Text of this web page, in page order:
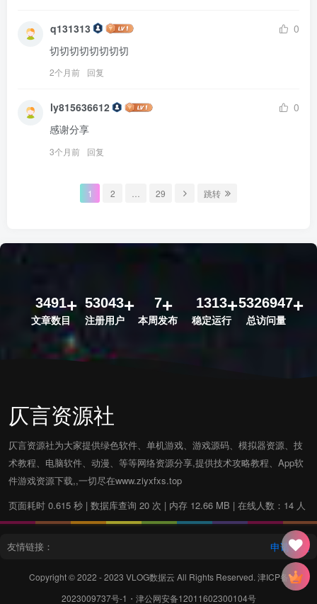
q131313
0
切切切切切切切切
2个月前 回复
ly815636612
0
感谢分享
3个月前 回复
1 2 29 跳转
3491
文章数目
53043
注册用户
7
本周发布
1313
稳定运行
5326947
总访问量
仄言资源社
仄言资源社为大家提供绿色软件、单机游戏、游戏源码、模拟器资源、技
术教程、电脑软件、动漫、等等网络资源分享,提供技术攻略教程、App软
件游戏资源下载,,一切尽在www.ziyxfxs.top
页面耗时 0.615 秒 | 数据库查询 20 次 | 内存 12.66 MB | 在线人数：14 人
友情链接： 申请友链
Copyright © 2022 - 2023 VLOG数据云 All Rights Reserved. 津ICP备
2023009737号-1 ・ 津公网安备12011602300104号